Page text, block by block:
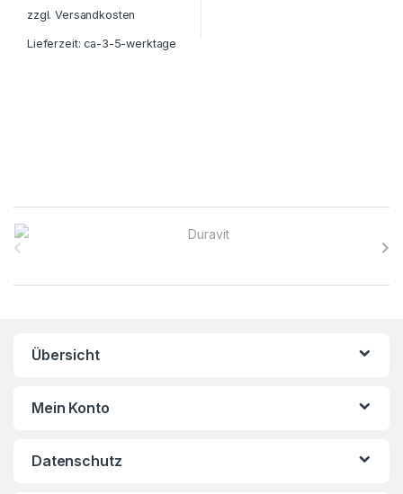
zzgl.Versandkosten
Lieferzeit:ca-3-5-werktage
Übersicht
Mein Konto
Datenschutz